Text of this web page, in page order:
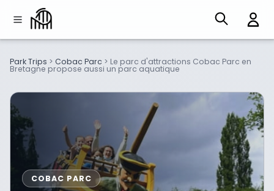
Park Trips > Cobac Parc > Le parc d'attractions Cobac Parc en
Bretagne propose aussi un parc aquatique
COBAC PARC